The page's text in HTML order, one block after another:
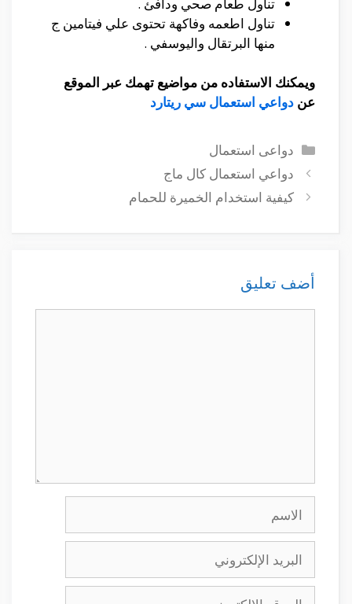
تناول اطعمه وفاكهة تحتوى علي فيتامين ج
منها البرتقال واليوسفي .
ويمكنك الاستفاده من مواضيع تهمك عبر الموقع
عن دواعي استعمال سي ريتارد
التصنيفات
دواعى استعمال
دواعي استعمال كال ماج
كيفية استخدام الخميرة للحمام
أضف تعليق
الاسم
البريد
الإلكتروني
الموقع